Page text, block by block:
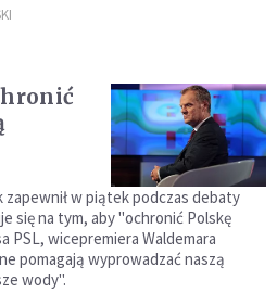
zapewnił w piątek podczas debaty
się na tym, aby "ochronić Polskę
PSL, wicepremiera Waldemara
pomagają wyprowadzać naszą
wody".